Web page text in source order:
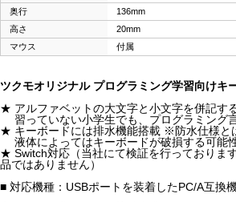
奥行
136mm
高さ
20mm
マウス
付属
ツクモオリジナル プログラミング学習向けキ
★ アルファベットの大文字と小文字を併記す
習っていない小学生でも、プログラミング
★ キーボードには排水機能搭載 ※防水仕様と
液体によってはキーボードが破損する可能
★ Switch対応（当社にて検証を行っておりま
品ではありません）
■ 対応機種：USBポートを装着したPC/A互換